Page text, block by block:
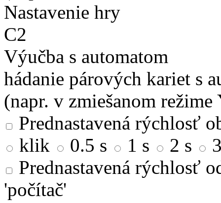
Nastavenie hry
C2
Výučba s automatom
hádanie párových kariet s
(napr. v zmiešanom režime
Prednastavená rýchlosť
klik
0.5 s 1 s 2 s
Prednastavená rýchlosť
'počítač'